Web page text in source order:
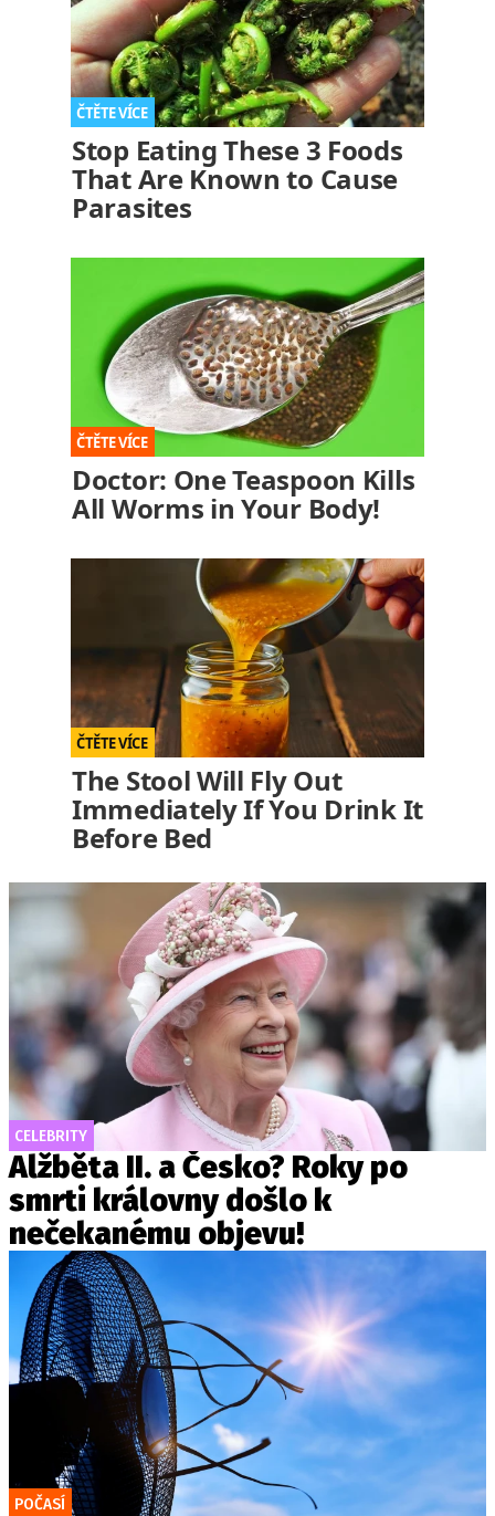
Stop Eating These 3 Foods
That Are Known to Cause
Parasites
Doctor: One Teaspoon Kills
All Worms in Your Body!
The Stool Will Fly Out
Immediately If You Drink It
Before Bed
CELEBRITY
Alžběta II. a Česko? Roky po
smrti královny došlo k
nečekanému objevu!
POČASÍ